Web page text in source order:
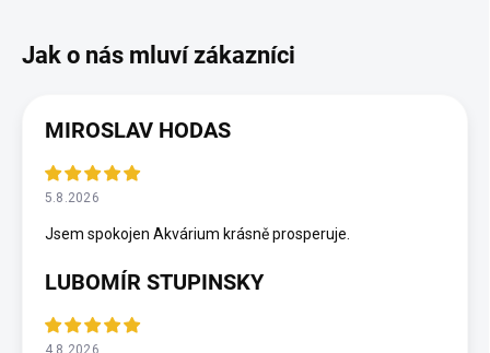
MIROSLAV HODAS
5.8.2026
Jsem spokojen Akvárium krásně prosperuje.
LUBOMÍR STUPINSKY